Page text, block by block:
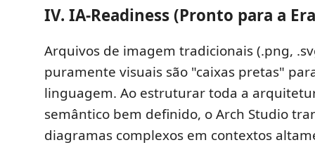
IV. IA-Readiness (Pronto para a
Arquivos de imagem tradicionais (.png,
puramente visuais são "caixas pretas"
linguagem. Ao estruturar toda a
semântico bem definido, o Arch Studio
diagramas complexos em contextos